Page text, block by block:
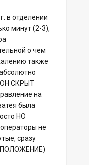
в отделении
минут (2-3),
о чем
также
ОН СКРЫТ
на
была
НО
не
сразу